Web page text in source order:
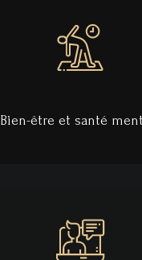
Bien-être et santé